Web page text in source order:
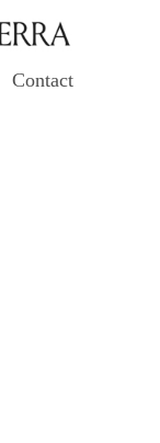
Contact